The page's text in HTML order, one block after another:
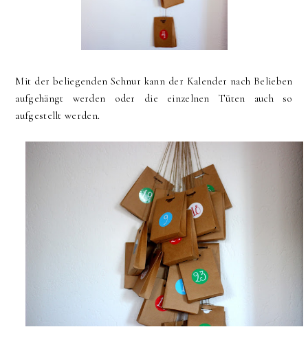
Mit der beliegenden Schnur kann der Kalender nach Belieben
aufgehängt werden oder die einzelnen Tüten auch so
aufgestellt werden.